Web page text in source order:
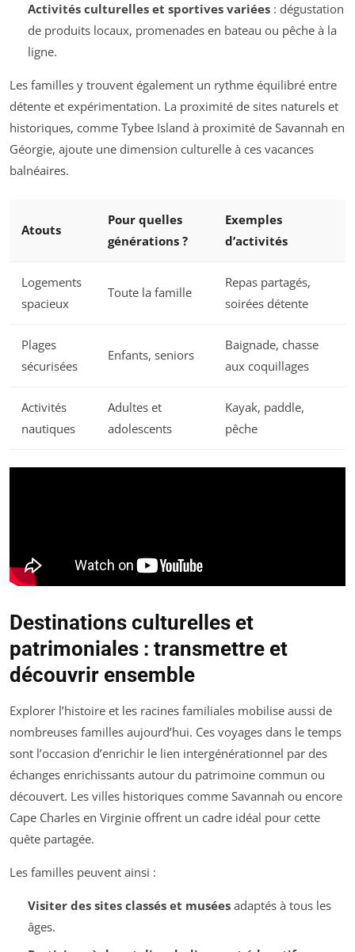
Activités culturelles et sportives variées: dégustation
de produits locaux, promenades en bateau ou pêche à la
ligne.
Les familles y trouvent également un rythme équilibré entre
détente et expérimentation. La proximité de sites naturels et
historiques, comme Tybee Island à proximité de Savannah en
Géorgie, ajoute une dimension culturelle à ces vacances
balnéaires.
Atouts
Pour quelles
générations ?
Exemples
d’activités
Logements
spacieux
Toute la famille
Repas partagés,
soirées détente
Plages
sécurisées
Enfants, seniors
Baignade, chasse
aux coquillages
Activités
nautiques
Adultes et
adolescents
Kayak, paddle,
pêche
Destinations culturelles et
patrimoniales : transmettre et
découvrir ensemble
Explorer l’histoire et les racines familiales mobilise aussi de
nombreuses familles aujourd’hui. Ces voyages dans le temps
sont l’occasion d’enrichir le lien intergénérationnel par des
échanges enrichissants autour du patrimoine commun ou
découvert. Les villes historiques comme Savannah ou encore
Cape Charles en Virginie offrent un cadre idéal pour cette
quête partagée.
Les familles peuvent ainsi :
Visiter des sites classés et muséesadaptés à tous les
âges.